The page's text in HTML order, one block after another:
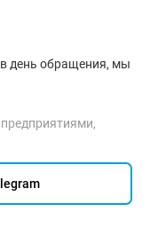
день обращения, мы